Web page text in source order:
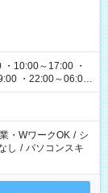
10:00～17:00 ・
・22:00～06:00
・WワークOK / シ
し / パソコンスキ